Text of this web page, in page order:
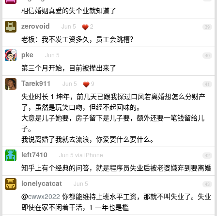
相信婚姻真爱的失个业就知道了
39
zerovoid Jun 5 2
老板：我不发工资多久，员工会跳槽？
40
pke Jun 5
第三个月开始，目前被撵出来了
41
Tarek911 Jun 5 9
失业时长 1 坤年，前几天已跟我探过口风若离婚想怎么分财产
了，虽然是玩笑口吻，但经不起回味的。
大意是儿子她要，房子留下是儿子要，额外还要一笔钱留给儿
子。
我说离婚了我就去流浪，你爱要什么要什么。
42
left7410 Jun 5 via iPhone
知乎上有个经典的问答，就是程序员失业后被老婆嫌弃到要离婚
43
lonelycatcat Jun 5
@cwwx2022 你都能维持上班水平工资，那就不叫失业了。失业
即使在家不闲着干活，1 一年也是槛